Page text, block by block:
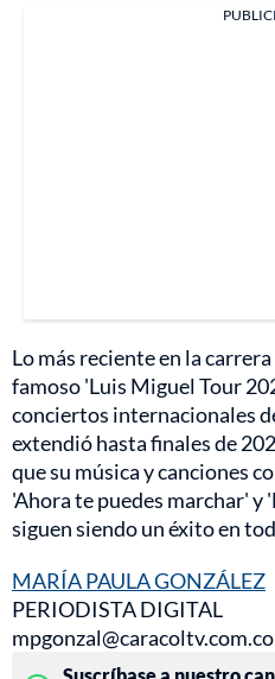
Lo más reciente en la
famoso 'Luis Miguel Tour
conciertos internacionales
extendió hasta finales de
que su música y canciones
'Ahora te puedes marchar' y
siguen siendo un éxito en
MARÍA PAULA GONZÁLEZ
PERIODISTA DIGITAL
mpgonzal@caracoltv.com.co